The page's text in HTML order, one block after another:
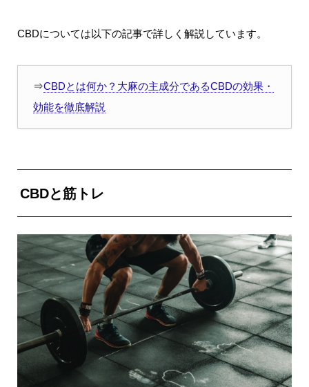
CBDについては以下の記事で詳しく解説しています。
⇒CBDとは何か？大麻の主成分であるCBDの効果・
効能を徹底解説
CBDと筋トレ